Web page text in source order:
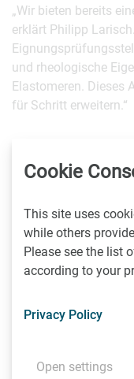
„Wir bieten bereits
erklärt Philipp
und rheologische
Elastomeren. Dieses
für Schritt erweitern.“
2022 von der
Vergleichstest, der
betroffen. Die
Durchführung. Die
Jahr möglich sein –
Sie haben noch
+43 1 798 16 01 -
Cookie
This site uses
while others
Please see the list
according to your
Privacy Policy
Open settings